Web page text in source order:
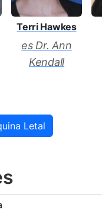
Terri Hawkes
es Dr. Ann
Kendall
Letal